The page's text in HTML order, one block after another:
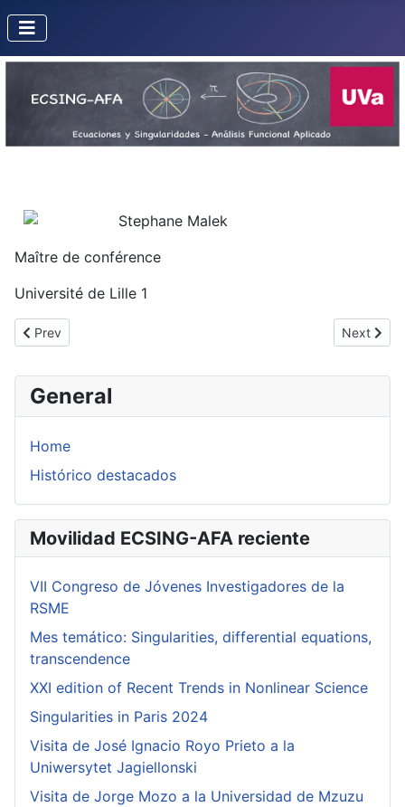
General
Home
Histórico destacados
Movilidad ECSING-AFA reciente
VII Congreso de Jóvenes Investigadores de la
RSME
Mes temático: Singularities, differential equations,
transcendence
XXI edition of Recent Trends in Nonlinear Science
Singularities in Paris 2024
Visita de José Ignacio Royo Prieto a la
Uniwersytet Jagiellonski
Visita de Jorge Mozo a la Universidad de Mzuzu
Stephane Malek
Maître de conférence
Université de Lille 1
Previous article: Lisboa, Lucivanio
Prev Next
Next